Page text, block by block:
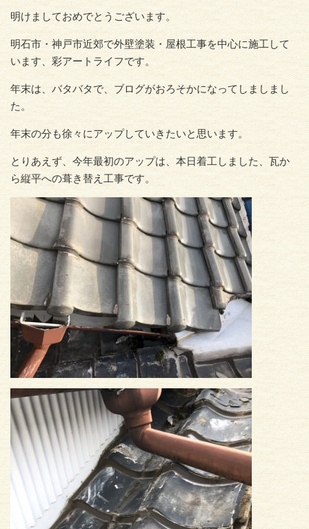
明けましておめでとうございます。
明石市・神戸市近郊で外壁塗装・屋根工事を中心に施工して
います、彩アートライフです。
年末は、バタバタで、ブログがおろそかになってしましまし
た。
年末の分も徐々にアップしていきたいと思います。
とりあえず、今年最初のアップは、本日着工しました、瓦か
ら縦平への葺き替え工事です。